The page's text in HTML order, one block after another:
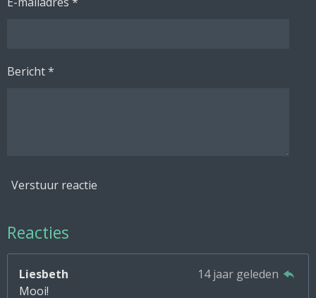
Bericht *
Verstuur reactie
Reacties
Liesbeth
14 jaar geleden
Mooi!